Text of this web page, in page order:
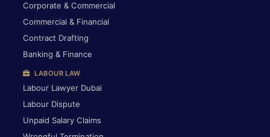
Corporate & Commercial
Commercial & Financial
Contract Drafting
Banking & Finance
LABOUR LAW
Labour Lawyer Dubai
Labour Dispute
Unpaid Salary Claims